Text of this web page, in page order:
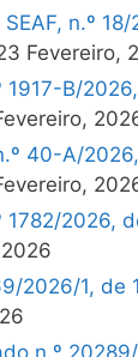
n.º
Fevereiro,
1917-B/
40-A/
1782/2026,
2026/1, de
n.º